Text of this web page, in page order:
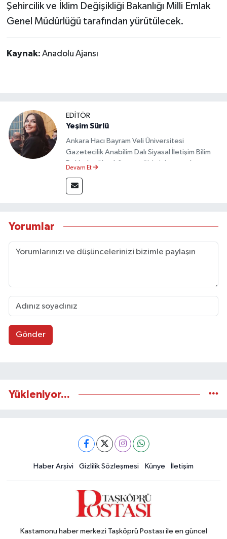
Şehircilik ve İklim Değişikliği Bakanlığı Milli Emlak
Genel Müdürlüğü tarafından yürütülecek.
Kaynak: Anadolu Ajansı
EDİTÖR
Yeşim Sürlü
Ankara Hacı Bayram Veli Üniversitesi
Gazetecilik Anabilim Dalı Siyasal İletişim Bilim
Dalı’nda yüksek lisans eğitimini tamamlamıştır.
akademik çalışmalar gerçekleştirmiştir.
Taşköprü Postası internet haber sitesinde
Devam Et
Yorumlar
Gönder
Yükleniyor...
Haber Arşivi Gizlilik Sözleşmesi Künye İletişim
Kastamonu haber merkezi Taşköprü Postası ile en güncel